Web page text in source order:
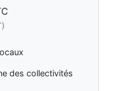
des collectivités